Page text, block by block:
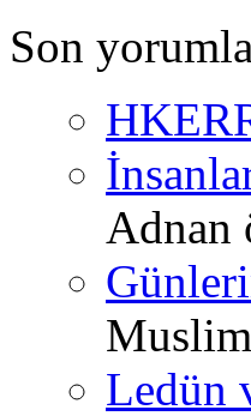
Son
Adnan
Muslim
Ledün